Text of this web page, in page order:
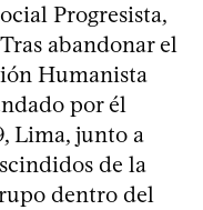
Progresista,
abandonar el
Humanista
por él
Lima, junto a
de la
dentro del